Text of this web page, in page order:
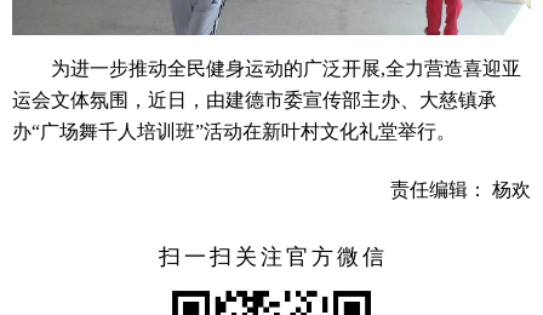
为进一步推动全民健身运动的广泛开展,全力营造喜迎亚
运会文体氛围，近日，由建德市委宣传部主办、大慈镇承
办“广场舞千人培训班”活动在新叶村文化礼堂举行。
责任编辑： 杨欢
扫一扫关注官方微信